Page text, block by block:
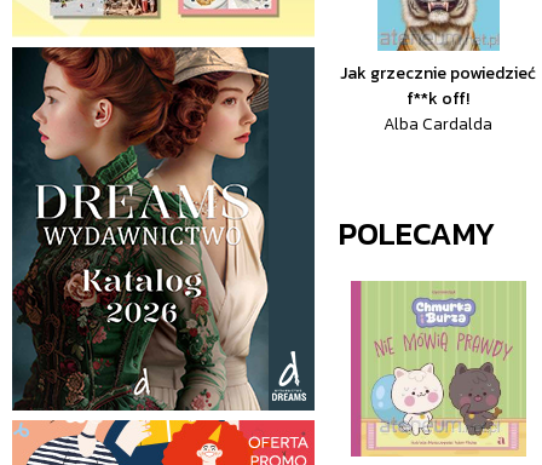
Jak grzecznie powiedzieć
f**k off!
Alba Cardalda
POLECAMY